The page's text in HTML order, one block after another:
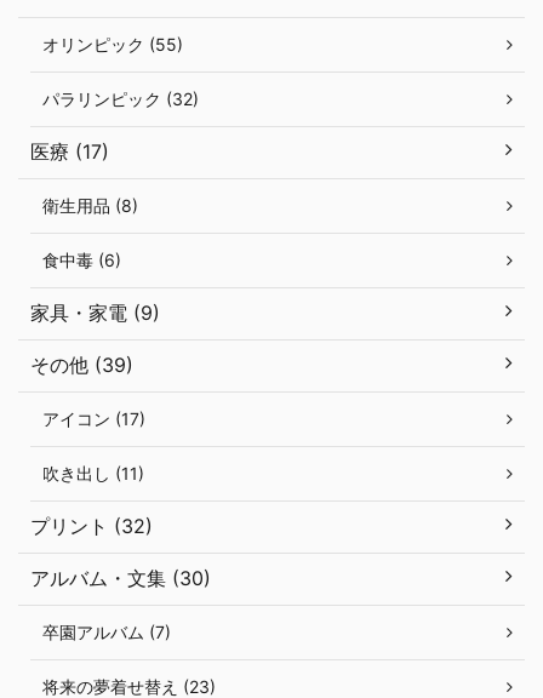
オリンピック (55)
パラリンピック (32)
医療 (17)
衛生用品 (8)
食中毒 (6)
家具・家電 (9)
その他 (39)
アイコン (17)
吹き出し (11)
プリント (32)
アルバム・文集 (30)
卒園アルバム (7)
将来の夢着せ替え (23)